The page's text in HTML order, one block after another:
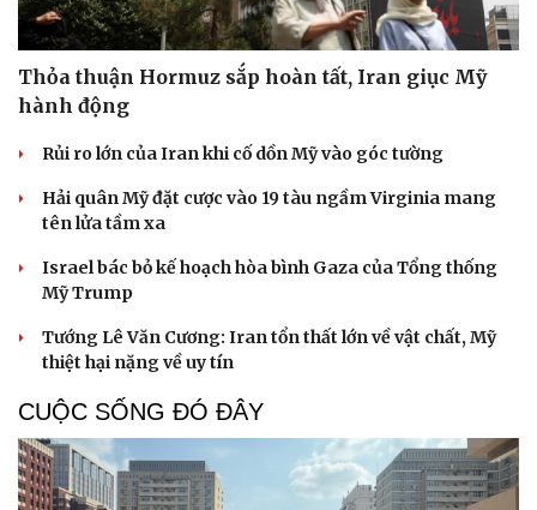
Thỏa thuận Hormuz sắp hoàn tất, Iran giục Mỹ
hành động
Rủi ro lớn của Iran khi cố dồn Mỹ vào góc tường
Hải quân Mỹ đặt cược vào 19 tàu ngầm Virginia mang
tên lửa tầm xa
Israel bác bỏ kế hoạch hòa bình Gaza của Tổng thống
Mỹ Trump
Tướng Lê Văn Cương: Iran tổn thất lớn về vật chất, Mỹ
thiệt hại nặng về uy tín
CUỘC SỐNG ĐÓ ĐÂY